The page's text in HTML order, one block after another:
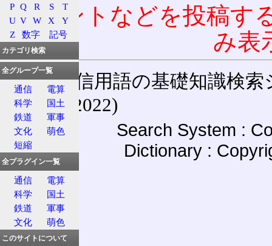
コメントなどを投稿す
み表
通信用語の基礎知識検索
(27-May-2022)
Search System :
Dictionary :
P Q R S
T
U V W X
Y
Z
数字 記号
カテゴリ検索
全グループ一覧
通信
電算
科学
国土
鉄道
軍事
文化
萌色
短縮
全プラグイン一覧
通信
電算
科学
国土
鉄道
軍事
文化
萌色
このサイトについて